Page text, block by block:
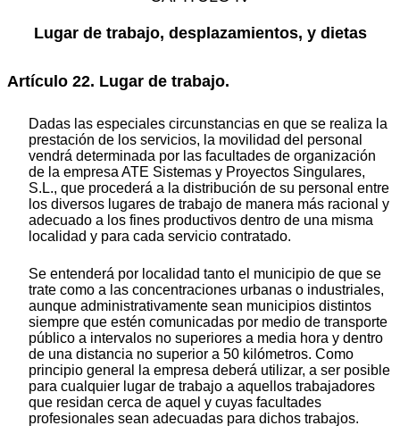
Lugar de trabajo, desplazamientos, y dietas
Artículo 22. Lugar de trabajo.
Dadas las especiales circunstancias en que se realiza la
prestación de los servicios, la movilidad del personal
vendrá determinada por las facultades de organización
de la empresa ATE Sistemas y Proyectos Singulares,
S.L., que procederá a la distribución de su personal entre
los diversos lugares de trabajo de manera más racional y
adecuado a los fines productivos dentro de una misma
localidad y para cada servicio contratado.
Se entenderá por localidad tanto el municipio de que se
trate como a las concentraciones urbanas o industriales,
aunque administrativamente sean municipios distintos
siempre que estén comunicadas por medio de transporte
público a intervalos no superiores a media hora y dentro
de una distancia no superior a 50 kilómetros. Como
principio general la empresa deberá utilizar, a ser posible
para cualquier lugar de trabajo a aquellos trabajadores
que residan cerca de aquel y cuyas facultades
profesionales sean adecuadas para dichos trabajos.